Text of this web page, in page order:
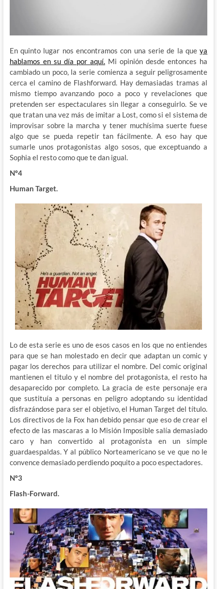
En quinto lugar nos encontramos con una serie de la queya
hablamos en su día por aquí.Mi opinión desde entonces ha
cambiado un poco, la serie comienza a seguir peligrosamente
cerca el camino de Flashforward. Hay demasiadas tramas al
mismo tiempo avanzando poco a poco y revelaciones que
pretenden ser espectaculares sin llegar a conseguirlo. Se ve
que tratan una vez más de imitar a Lost, como si el sistema de
improvisar sobre la marcha y tener muchísima suerte fuese
algo que se pueda repetir tan fácilmente. A eso hay que
sumarle unos protagonistas algo sosos, que exceptuando a
Sophia el resto como que te dan igual.
Nº4
Human Target.
Lo de esta serie es uno de esos casos en los que no entiendes
para que se han molestado en decir que adaptan un comic y
pagar los derechos para utilizar el nombre. Del comic original
mantienen el titulo y el nombre del protagonista, el resto ha
desaparecido por completo. La gracia de este personaje era
que sustituía a personas en peligro adoptando su identidad
disfrazándose para ser el objetivo, el Human Target del título.
Los directivos de la Fox han debido pensar que eso de crear el
efecto de las mascaras a lo Misión Imposible salía demasiado
caro y han convertido al protagonista en un simple
guardaespaldas. Y al público Norteamericano se ve que no le
convence demasiado perdiendo poquito a poco espectadores.
Nº3
Flash-Forward.